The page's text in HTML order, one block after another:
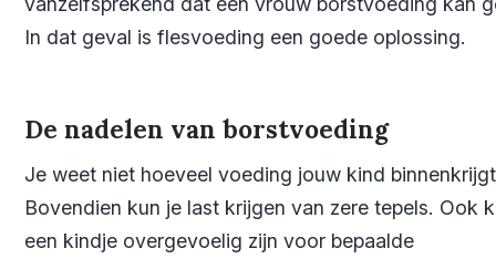
In dat geval is flesvoeding een goede oplossing.
De nadelen van borstvoeding
Je weet niet hoeveel voeding jouw kind
Bovendien kun je last krijgen van zere tepels. Ook
een kindje overgevoelig zijn voor bepaalde